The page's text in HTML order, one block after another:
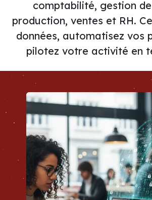
comptabilité, gestion
production, ventes et RH.
données, automatisez vos
pilotez votre activité en